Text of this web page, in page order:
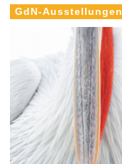
GdN-Ausstellungen